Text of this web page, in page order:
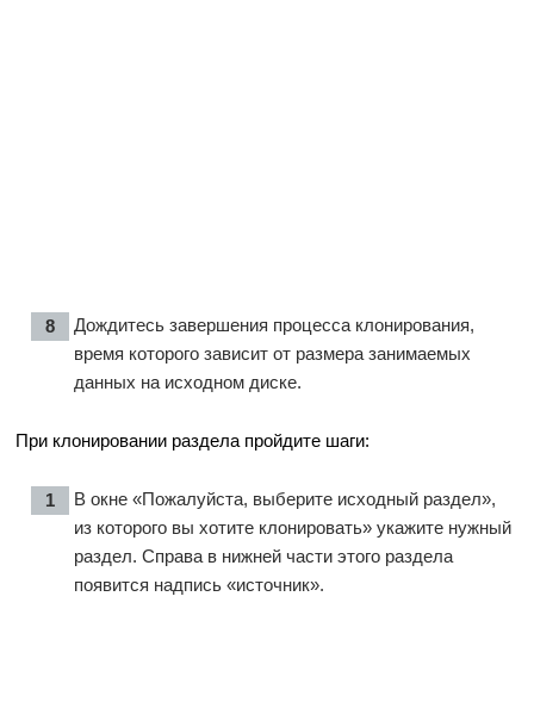
Дождитесь завершения процесса клонирования,
время которого зависит от размера занимаемых
данных на исходном диске.
При клонировании раздела пройдите шаги:
В окне «Пожалуйста, выберите исходный раздел»,
из которого вы хотите клонировать» укажите нужный
раздел. Справа в нижней части этого раздела
появится надпись «источник».